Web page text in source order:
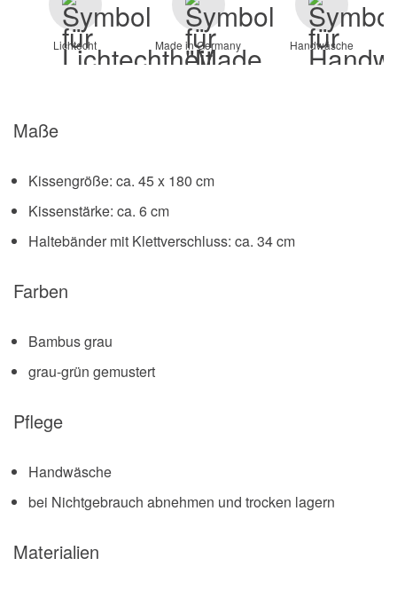
Lichtecht Made in Germany Handwäsche
Maße
Kissengröße: ca. 45 x 180 cm
Kissenstärke: ca. 6 cm
Haltebänder mit Klettverschluss: ca. 34 cm
Farben
Bambus grau
grau-grün gemustert
Pflege
Handwäsche
bei Nichtgebrauch abnehmen und trocken lagern
Materialien